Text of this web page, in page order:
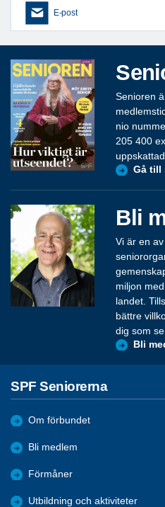
E-post
Senioren
nio
205 400
Gå till
Bli
Vi är en
miljon
landet.
bättre
dig som
Bli
SPF Seniorerna
Om förbundet
Bli medlem
Förmåner
Utbildning och aktiviteter